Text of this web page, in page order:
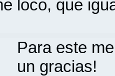
loco, que
Para este
un gracias!